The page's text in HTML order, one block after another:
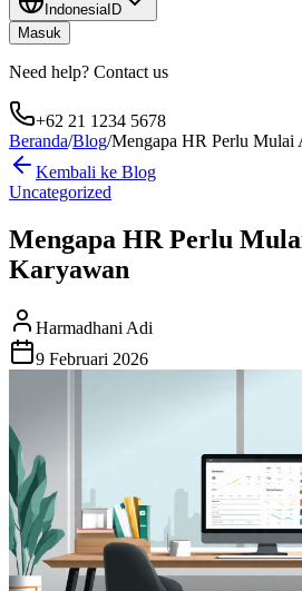
IndonesiaID
Masuk
Need help? Contact us
+62 21 1234 5678
Beranda/Blog/Mengapa HR Perlu Mulai
Kembali ke Blog
Uncategorized
Mengapa HR Perlu
Karyawan
Harmadhani Adi
9 Februari 2026